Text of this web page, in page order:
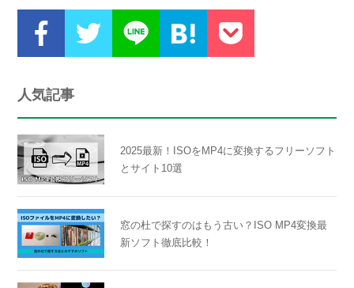
人気記事
2025最新！ISOをMP4に変換するフリーソフト
とサイト10選
窓の杜で探すのはもう古い？ISO MP4変換最
新ソフト徹底比較！